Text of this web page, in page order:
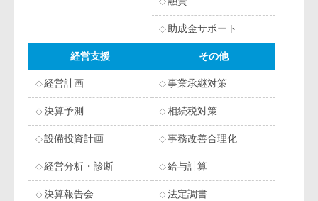
助成金サポート
経営支援
経営計画
決算予測
設備投資計画
経営分析・診断
決算報告会
その他
事業承継対策
相続税対策
事務改善合理化
給与計算
法定調書